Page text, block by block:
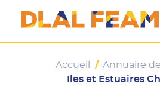
DLAL FEAMPA
Accueil / Annuaire
Iles et Estuaires